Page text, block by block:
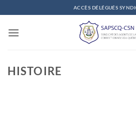
au
contenu
ACCÈS DÉLÉGUÉS
HISTOIRE